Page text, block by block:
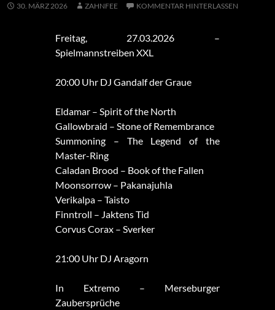
30. MÄRZ 2026 ZAHNFEE KOMMENTAR HINTERLASSEN
Freitag, 27.03.2026 –
Spielmannstreiben XXL
20:00 Uhr DJ Gandalf der Graue
Eldamar – Spirit of the North
Gallowbraid – Stone of Remembrance
Summoning – The Legend of the
Master-Ring
Caladan Brood – Book of the Fallen
Moonsorrow – Pakanajuhla
Verikalpa – Taisto
Finntroll – Jaktens Tid
Corvus Corax – Sverker
21:00 Uhr DJ Aragorn
In Extremo – Merseburger
Zaubersprüche